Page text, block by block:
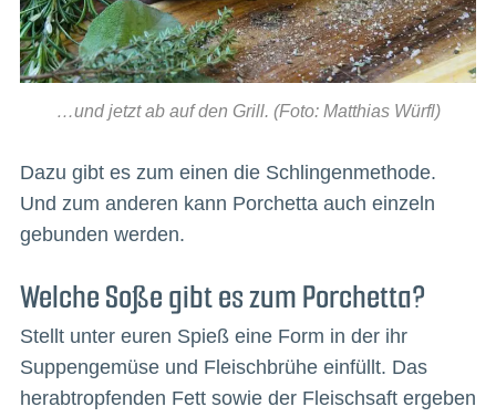
…und jetzt ab auf den Grill. (Foto: Matthias Würfl)
Dazu gibt es zum einen die Schlingenmethode.
Und zum anderen kann Porchetta auch einzeln
gebunden werden.
Welche Soße gibt es zum Porchetta?
Stellt unter euren Spieß eine Form in der ihr
Suppengemüse und Fleischbrühe einfüllt. Das
herabtropfenden Fett sowie der Fleischsaft ergeben